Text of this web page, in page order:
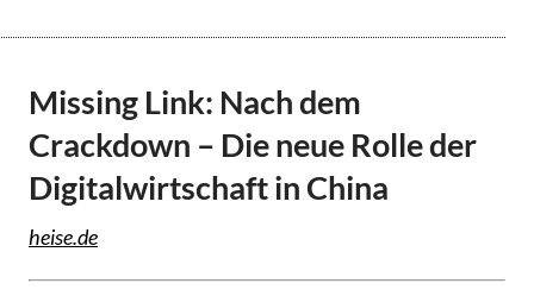
Missing Link: Nach dem
Crackdown – Die neue Rolle der
Digitalwirtschaft in China
heise.de